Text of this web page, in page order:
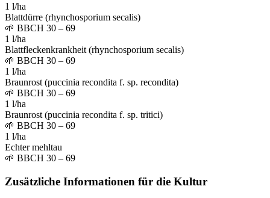
1 l/ha
Blattdürre (rhynchosporium secalis)
🌱 BBCH 30 – 69
1 l/ha
Blattfleckenkrankheit (rhynchosporium secalis)
🌱 BBCH 30 – 69
1 l/ha
Braunrost (puccinia recondita f. sp. recondita)
🌱 BBCH 30 – 69
1 l/ha
Braunrost (puccinia recondita f. sp. tritici)
🌱 BBCH 30 – 69
1 l/ha
Echter mehltau
🌱 BBCH 30 – 69
Zusätzliche Informationen für die Kultur